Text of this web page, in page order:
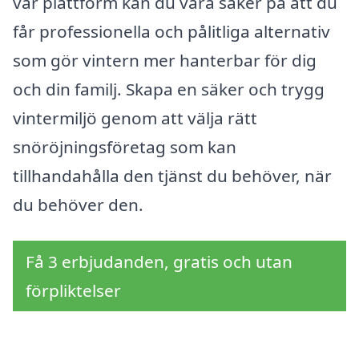
får professionella och pålitliga alternativ
som gör vintern mer hanterbar för dig
och din familj. Skapa en säker och trygg
vintermiljö genom att välja rätt
snöröjningsföretag som kan
tillhandahålla den tjänst du behöver, när
du behöver den.
Få 3 erbjudanden, gratis och utan
förpliktelser